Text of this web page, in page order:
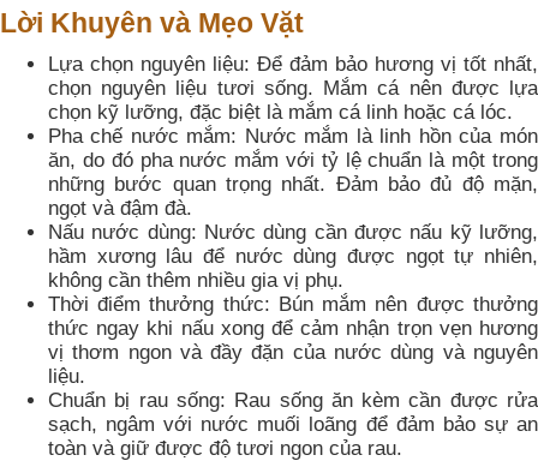
Lời Khuyên và Mẹo Vặt
Lựa chọn nguyên liệu: Để đảm bảo hương vị tốt nhất,
chọn nguyên liệu tươi sống. Mắm cá nên được lựa
chọn kỹ lưỡng, đặc biệt là mắm cá linh hoặc cá lóc.
Pha chế nước mắm: Nước mắm là linh hồn của món
ăn, do đó pha nước mắm với tỷ lệ chuẩn là một trong
những bước quan trọng nhất. Đảm bảo đủ độ mặn,
ngọt và đậm đà.
Nấu nước dùng: Nước dùng cần được nấu kỹ lưỡng,
hầm xương lâu để nước dùng được ngọt tự nhiên,
không cần thêm nhiều gia vị phụ.
Thời điểm thưởng thức: Bún mắm nên được thưởng
thức ngay khi nấu xong để cảm nhận trọn vẹn hương
vị thơm ngon và đầy đặn của nước dùng và nguyên
liệu.
Chuẩn bị rau sống: Rau sống ăn kèm cần được rửa
sạch, ngâm với nước muối loãng để đảm bảo sự an
toàn và giữ được độ tươi ngon của rau.